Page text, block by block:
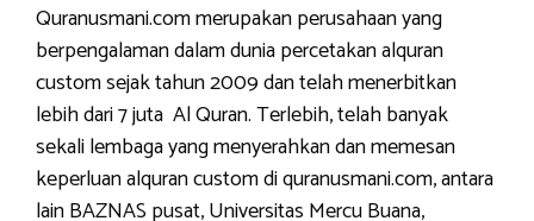
Quranusmani.com merupakan perusahaan yang
berpengalaman dalam dunia percetakan alquran
custom sejak tahun 2009 dan telah menerbitkan
lebih dari 7 juta Al Quran. Terlebih, telah banyak
sekali lembaga yang menyerahkan dan memesan
keperluan alquran custom di quranusmani.com, antara
lain BAZNAS pusat, Universitas Mercu Buana,